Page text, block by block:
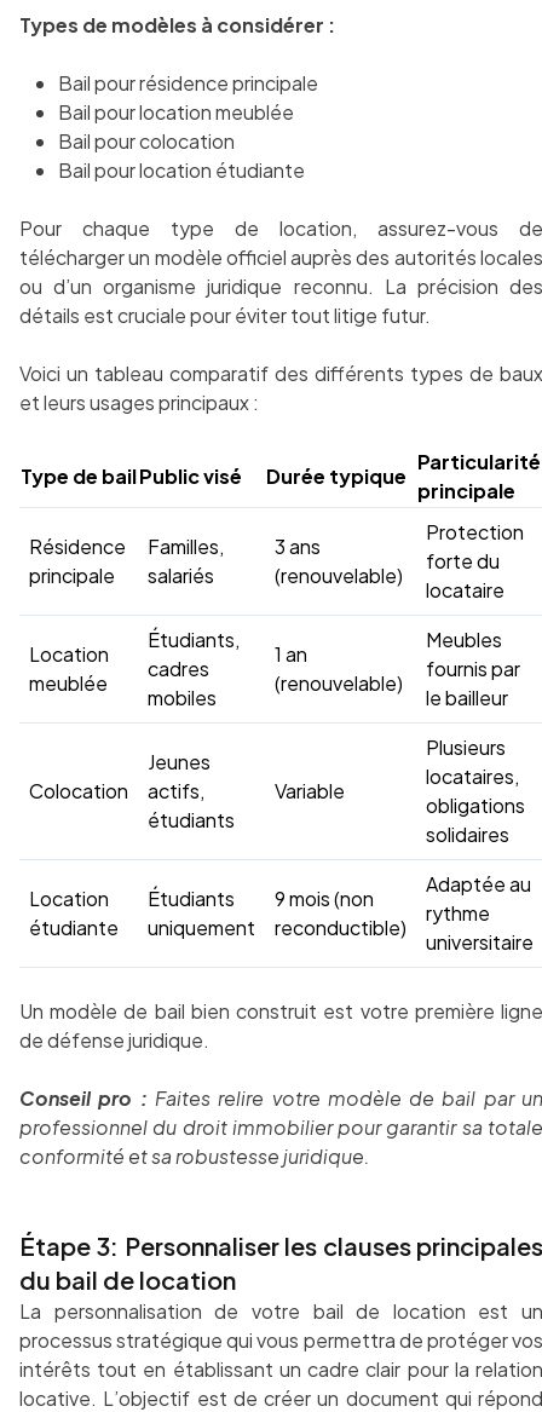
Types de modèles à considérer :
Bail pour résidence principale
Bail pour location meublée
Bail pour colocation
Bail pour location étudiante
Pour chaque type de location, assurez-vous de
télécharger un modèle officiel auprès des autorités locales
ou d’un organisme juridique reconnu. La précision des
détails est cruciale pour éviter tout litige futur.
Voici un tableau comparatif des différents types de baux
et leurs usages principaux :
Type de bailPublic visé Durée typique
Particularité
principale
Résidence
principale
Familles,
salariés
3 ans
(renouvelable)
Protection
forte du
locataire
Location
meublée
Étudiants,
cadres
mobiles
1 an
(renouvelable)
Meubles
fournis par
le bailleur
Colocation
Jeunes
actifs,
étudiants
Variable
Plusieurs
locataires,
obligations
solidaires
Location
étudiante
Étudiants
uniquement
9 mois (non
reconductible)
Adaptée au
rythme
universitaire
Un modèle de bail bien construit est votre première ligne
de défense juridique.
Conseil pro : Faites relire votre modèle de bail par
professionnel du droit immobilier pour garantir sa totale
conformité et sa robustesse juridique.
Étape 3: Personnaliser les clauses principales
du bail de location
La personnalisation de votre bail de location est un
processus stratégique qui vous permettra de protéger vos
intérêts tout en établissant un cadre clair pour la relation
locative. L’objectif est de créer un document qui répond